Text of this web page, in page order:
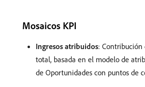
Mosaicos KPI
Ingresos atribuidos: Contribución
total, basada en el modelo de
de Oportunidades con puntos de